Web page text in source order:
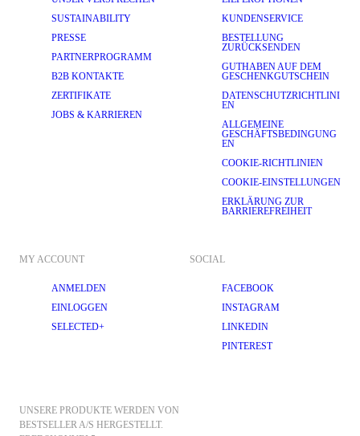
SUSTAINABILITY
PRESSE
PARTNERPROGRAMM
B2B KONTAKTE
ZERTIFIKATE
JOBS & KARRIEREN
KUNDENSERVICE
BESTELLUNG
ZURÜCKSENDEN
GUTHABEN AUF DEM
GESCHENKGUTSCHEIN
DATENSCHUTZRICHTLINI
EN
ALLGEMEINE
GESCHÄFTSBEDINGUNG
EN
COOKIE-RICHTLINIEN
COOKIE-EINSTELLUNGEN
ERKLÄRUNG ZUR
BARRIEREFREIHEIT
MY ACCOUNT
ANMELDEN
EINLOGGEN
SELECTED+
SOCIAL
FACEBOOK
INSTAGRAM
LINKEDIN
PINTEREST
UNSERE PRODUKTE WERDEN VON
BESTSELLER A/S HERGESTELLT.